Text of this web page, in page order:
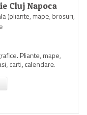
Cluj Napoca
(pliante, mape, brosuri,
Pliante, mape,
carti, calendare.